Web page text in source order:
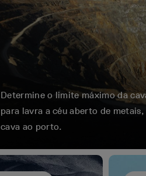
Determine o limite máximo da
para lavra a céu aberto de
cava ao porto.